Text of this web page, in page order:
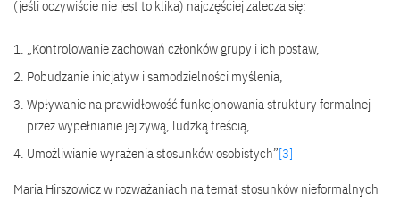
(jeśli oczywiście nie jest to klika) najczęściej zalecza się:
„Kontrolowanie zachowań członków grupy i ich postaw,
Pobudzanie inicjatyw i samodzielności myślenia,
Wpływanie na prawidłowość funkcjonowania struktury formalnej
przez wypełnianie jej żywą, ludzką treścią,
Umożliwianie wyrażenia stosunków osobistych”[3]
Maria Hirszowicz w rozważaniach na temat stosunków nieformalnych